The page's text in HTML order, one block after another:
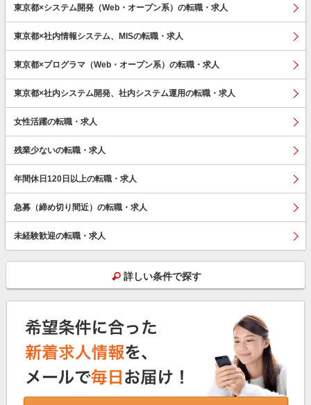
東京都×システム開発（Web・オープン系）の転職・求人
東京都×社内情報システム、MISの転職・求人
東京都×プログラマ（Web・オープン系）の転職・求人
東京都×社内システム開発、社内システム運用の転職・求人
女性活躍の転職・求人
残業少ないの転職・求人
年間休日120日以上の転職・求人
急募（締め切り間近）の転職・求人
未経験歓迎の転職・求人
詳しい条件で探す